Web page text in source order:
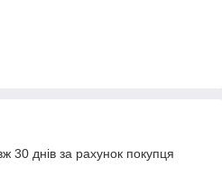
30 днів за рахунок покупця